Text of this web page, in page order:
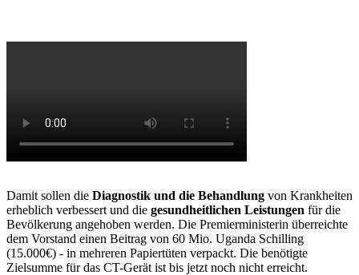
Damit sollen die Diagnostik und die Behandlung von Krankheiten
erheblich verbessert und die gesundheitlichen Leistungen für die
Bevölkerung angehoben werden. Die Premierministerin überreichte
dem Vorstand einen Beitrag von 60 Mio. Uganda Schilling
(15.000€) - in mehreren Papiertüten verpackt. Die benötigte
Zielsumme für das CT-Gerät ist bis jetzt noch nicht erreicht.